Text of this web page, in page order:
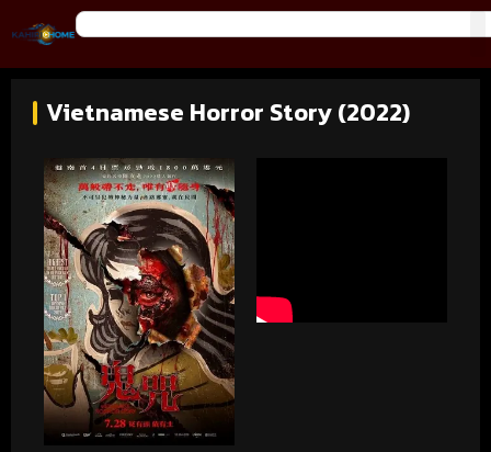
Vietnamese Horror Story (2022)